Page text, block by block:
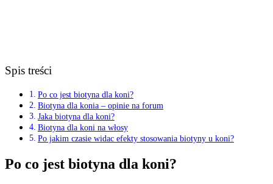
Spis treści
Po co jest biotyna dla koni?
Biotyna dla konia – opinie na forum
Jaka biotyna dla koni?
Biotyna dla koni na włosy
Po jakim czasie widac efekty stosowania biotyny u koni?
Po co jest biotyna dla koni?